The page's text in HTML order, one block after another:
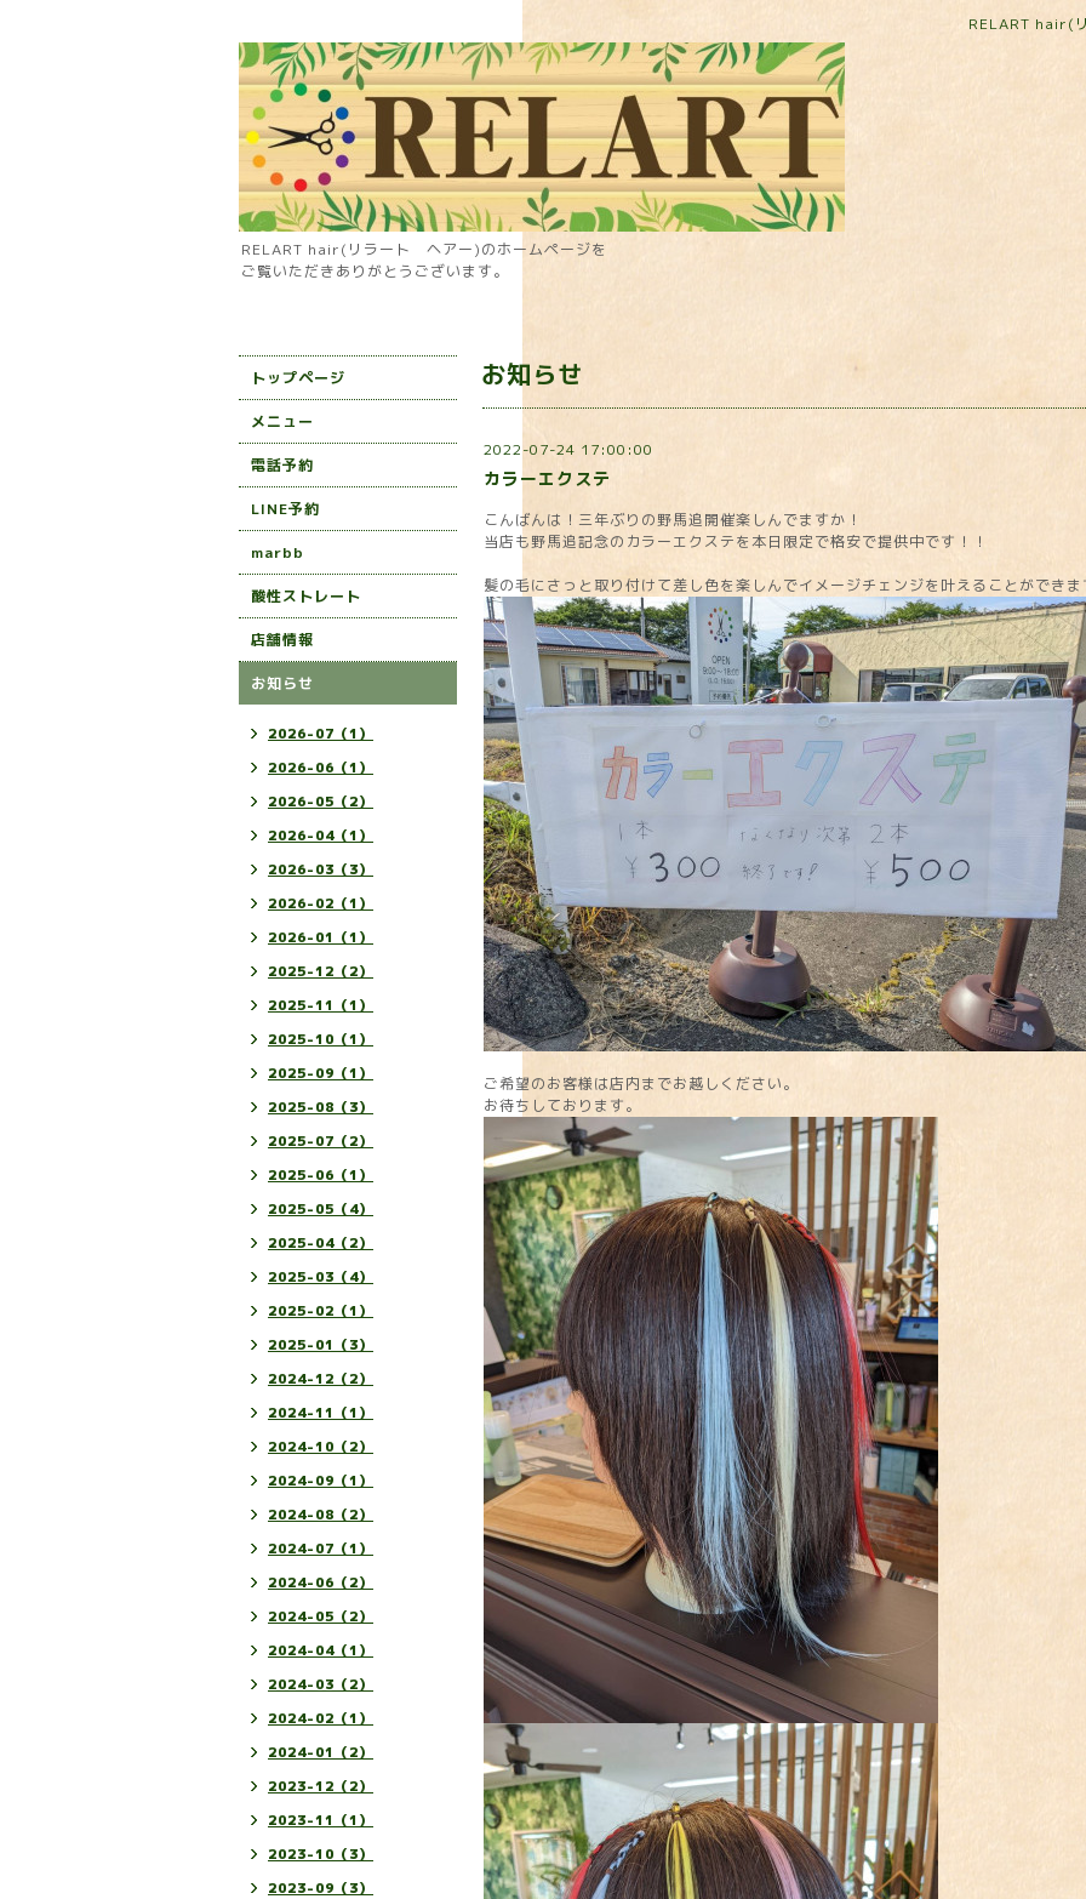
RELART hair(
RELART hair(リラート ヘアー)のホームページを
ご覧いただきありがとうございます。
お知らせ
2022-07-24 17:00:00
カラーエクステ
こんばんは！三年ぶりの野馬追開催楽しんでますか！
当店も野馬追記念のカラーエクステを本日限定で格安で提供中です！！
髪の毛にさっと取り付けて差し色を楽しんでイメージチェンジを叶えることができ
ご希望のお客様は店内までお越しください。
お待ちしております。
トップページ
メニュー
電話予約
LINE予約
marbb
酸性ストレート
店舗情報
お知らせ
2026-07（1）
2026-06（1）
2026-05（2）
2026-04（1）
2026-03（3）
2026-02（1）
2026-01（1）
2025-12（2）
2025-11（1）
2025-10（1）
2025-09（1）
2025-08（3）
2025-07（2）
2025-06（1）
2025-05（4）
2025-04（2）
2025-03（4）
2025-02（1）
2025-01（3）
2024-12（2）
2024-11（1）
2024-10（2）
2024-09（1）
2024-08（2）
2024-07（1）
2024-06（2）
2024-05（2）
2024-04（1）
2024-03（2）
2024-02（1）
2024-01（2）
2023-12（2）
2023-11（1）
2023-10（3）
2023-09（3）